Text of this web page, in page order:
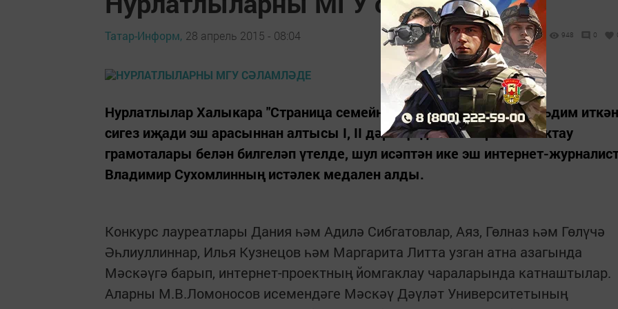
Татар-Информ, 28 апрель 2015 - 08:04 948 0
Нурлатлылар Халыкара "Страница семейной славы" бәйгесенә тәкъдим иткән
сигез иҗади эш арасыннан алтысы I, II дәрәҗә дипломнар һәм Мактау
грамоталары белән билгеләп үтелде, шул исәптән ике эш интернет-
Владимир Сухомлинның истәлек медален алды.
Конкурс лауреатлары Дания һәм Адилә Сибгатовлар, Аяз, Гөлназ һәм Гөлүчә
Әһлиуллиннар, Илья Кузнецов һәм Маргарита Литта узган атна азагында
Мәскәүгә барып, интернет-проектның йомгаклау чараларында катнаштылар.
Аларны М.В.Ломоносов исемендәге Мәскәү Дәүләт Университетының